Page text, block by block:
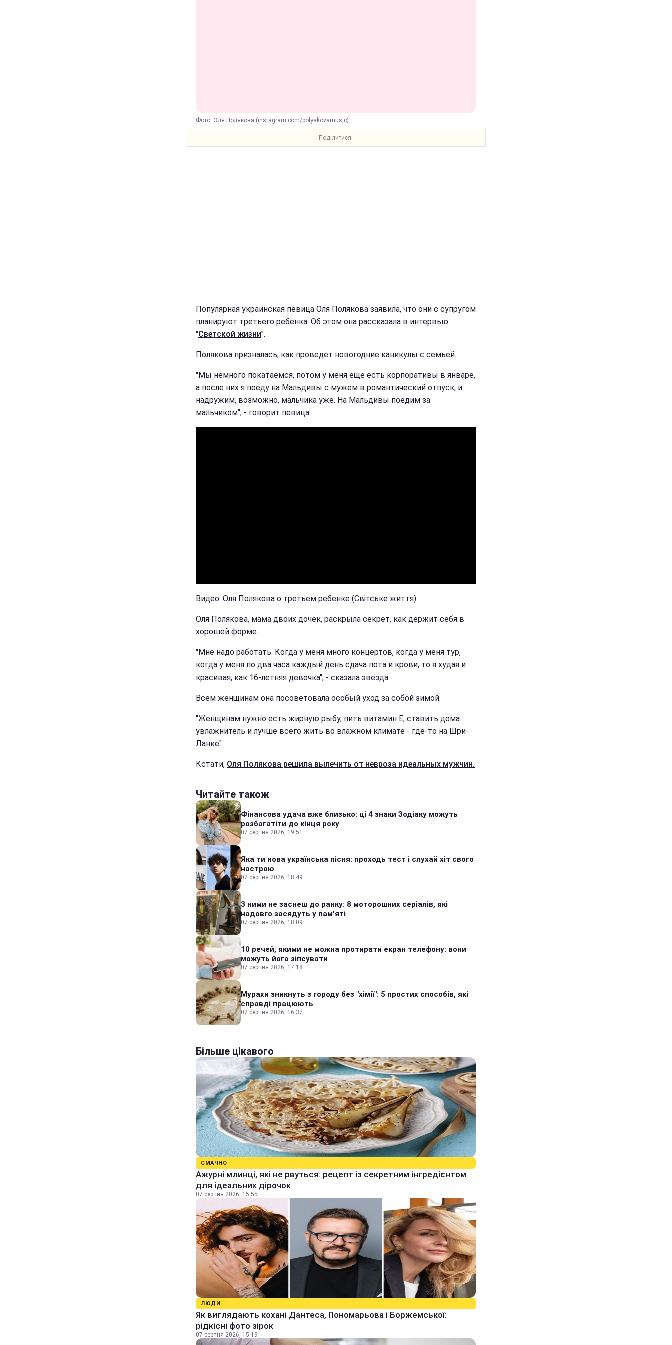
Фото: Оля Полякова (instagram.com/polyakovamusic)
Поділитися:
Популярная украинская певица Оля Полякова заявила, что они с супругом
планируют третьего ребенка. Об этом она рассказала в интервью
"Светской жизни".
Полякова призналась, как проведет новогодние каникулы с семьей.
"Мы немного покатаемся, потом у меня еще есть корпоративы в январе,
а после них я поеду на Мальдивы с мужем в романтический отпуск, и
надружим, возможно, мальчика уже. На Мальдивы поедим за
мальчиком", - говорит певица.
Видео: Оля Полякова о третьем ребенке (Світське життя)
Оля Полякова, мама двоих дочек, раскрыла секрет, как держит себя в
хорошей форме.
"Мне надо работать. Когда у меня много концертов, когда у меня тур,
когда у меня по два часа каждый день сдача пота и крови, то я худая и
красивая, как 16-летняя девочка", - сказала звезда.
Всем женщинам она посоветовала особый уход за собой зимой.
"Женщинам нужно есть жирную рыбу, пить витамин Е, ставить дома
увлажнитель и лучше всего жить во влажном климате - где-то на Шри-
Ланке".
Кстати, Оля Полякова решила вылечить от невроза идеальных мужчин.
Читайте також
Фінансова удача вже близько: ці 4 знаки Зодіаку можуть
розбагатіти до кінця року
07 серпня 2026, 19:51
Яка ти нова українська пісня: проходь тест і слухай хіт свого
настрою
07 серпня 2026, 18:49
З ними не заснеш до ранку: 8 моторошних серіалів, які
надовго засядуть у пам'яті
07 серпня 2026, 18:09
10 речей, якими не можна протирати екран телефону: вони
можуть його зіпсувати
07 серпня 2026, 17:18
Мурахи зникнуть з городу без "хімії": 5 простих способів, які
справді працюють
07 серпня 2026, 16:37
Більше цікавого
СМАЧНО
Ажурні млинці, які не рвуться: рецепт із секретним інгредієнтом
для ідеальних дірочок
07 серпня 2026, 15:55
ЛЮДИ
Як виглядають кохані Дантеса, Пономарьова і Боржемської:
рідкісні фото зірок
07 серпня 2026, 15:19